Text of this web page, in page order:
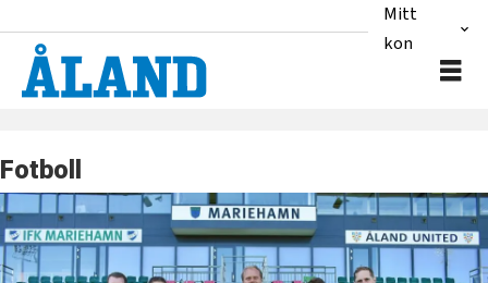
Mitt
konto
Fotboll